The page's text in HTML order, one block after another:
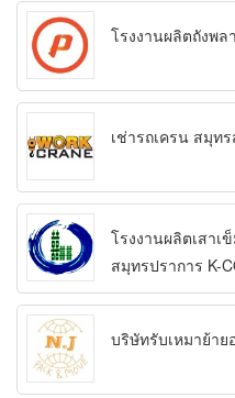
โรงงานผลิตถังพ
เช่ารถเครน สมุท
โรงงานผลิตเสา
สมุทรปราการ K-
บริษัทรับเหมาย้า